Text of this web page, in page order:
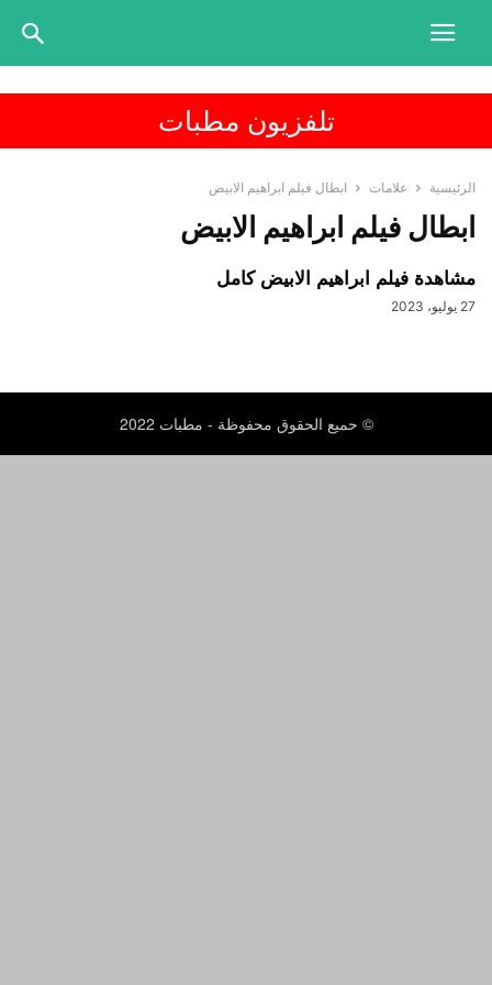
تلفزيون مطبات
الرئيسية علامات ابطال فيلم ابراهيم الابيض
ابطال فيلم ابراهيم الابيض
مشاهدة فيلم ابراهيم الابيض كامل
27 يوليو، 2023
© حميع الحقوق محفوظة - مطبات 2022